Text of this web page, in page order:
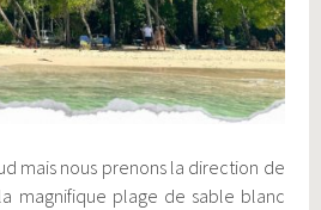
mais nous prenons la direction de
magnifique plage de sable blanc